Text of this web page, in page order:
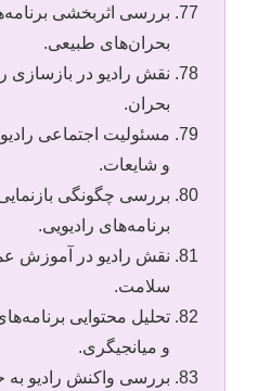
بررسی اثربخشی
بحران‌های طبیعی.
نقش رادیو در بازسازی
بحران.
مسئولیت اجتماعی رادیو
و شایعات.
بررسی چگونگی
برنامه‌های رادیویی.
نقش رادیو در آموزش
سلامت.
تحلیل محتوایی
و میانجیگری.
بررسی واکنش رادیو به